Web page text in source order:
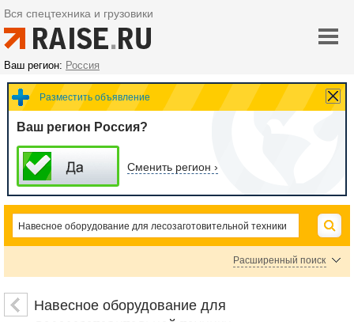
Вся спецтехника и грузовики
Ваш регион: Россия
Разместить объявление
Ваш регион Россия?
Сменить регион ›
Расширенный поиск
ЦенаНавесное оборудование для